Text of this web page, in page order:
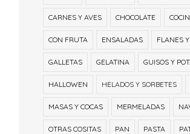
CARNES Y AVES CHOCOLATE
CON FRUTA ENSALADAS FLANES
GALLETAS GELATINA GUISOS Y
HALLOWEN HELADOS Y SORBETES
MASAS Y COCAS MERMELADAS
OTRAS COSITAS PAN PASTA